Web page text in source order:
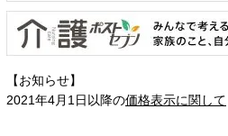
【お知らせ】
2021年4月1日以降の価格表示に関して